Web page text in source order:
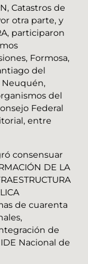
Catastros de
otra parte, y
participaron
Formosa,
del
Neuquén,
del
Federal
entre
consensuar
DE LA
de cuarenta
de
Nacional de